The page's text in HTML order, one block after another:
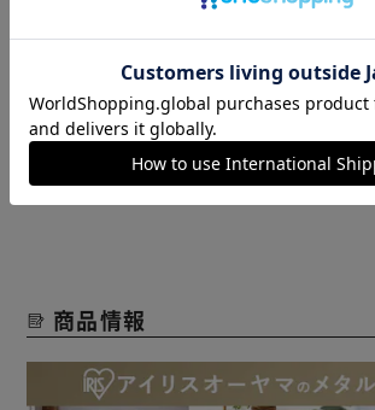
物が落ちなくなりました。
人が役に立ったと回答
レビューをもっと見る
商品情報